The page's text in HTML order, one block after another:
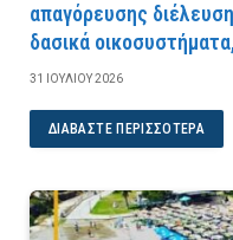
απαγόρευσης
δασικά
31 ΙΟΥΛΊΟΥ 2026
ΔΙΑΒΆΣΤΕ ΠΕΡΙΣΣΌΤΕΡΑ